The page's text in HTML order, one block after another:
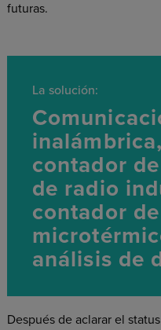
futuras.
La solución:
contador
de radio
contador
análisis de
Después de aclarar el